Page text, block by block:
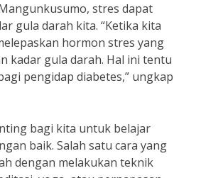
stres dapat
gula darah kita. “Ketika kita
hormon stres yang
kadar gula darah. Hal ini tentu
pengidap diabetes,” ungkap
bagi kita untuk belajar
baik. Salah satu cara yang
dengan melakukan teknik